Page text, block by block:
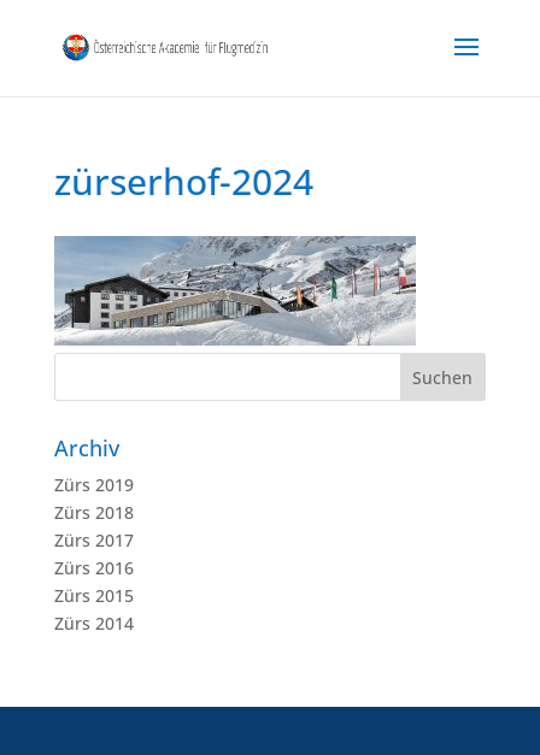
zürserhof-2024
Archiv
Zürs 2019
Zürs 2018
Zürs 2017
Zürs 2016
Zürs 2015
Zürs 2014